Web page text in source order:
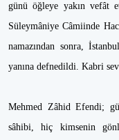
günü öğleye yakın vefât
Süleymâniye Câmiinde
namazından sonra,
yanına defnedildi. Kabri
Mehmed Zâhid Efendi;
sâhibi, hiç kimsenin